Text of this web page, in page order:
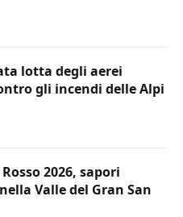
lotta degli aerei
gli incendi delle Alpi
2026, sapori
Valle del Gran San